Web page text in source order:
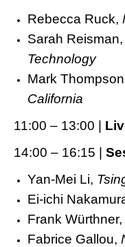
Rebecca Ruck,
Sarah Reisman,
Technology
Mark
California
11:00 – 13:00 |
14:00 – 16:15 |
Yan-Mei Li,
Ei-ichi
Frank Würthner,
Fabrice Gallou,